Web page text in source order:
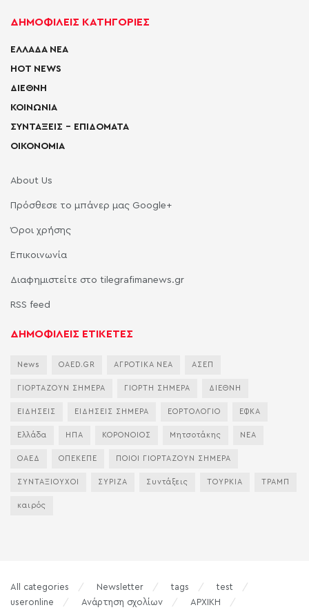
ΔΗΜΟΦΙΛΕΙΣ ΚΑΤΗΓΟΡΙΕΣ
ΕΛΛΑΔΑ ΝΕΑ
HOT NEWS
ΔΙΕΘΝΗ
ΚΟΙΝΩΝΙΑ
ΣΥΝΤΑΞΕΙΣ – ΕΠΙΔΟΜΑΤΑ
ΟΙΚΟΝΟΜΙΑ
About Us
Πρόσθεσε το μπάνερ μας Google+
Όροι χρήσης
Επικοινωνία
Διαφημιστείτε στο tilegrafimanews.gr
RSS feed
ΔΗΜΟΦΙΛΕΙΣ ΕΤΙΚΕΤΕΣ
News OAED.GR ΑΓΡΟΤΙΚΑ ΝΕΑ ΑΣΕΠ
ΓΙΟΡΤΑΖΟΥΝ ΣΗΜΕΡΑ ΓΙΟΡΤΗ ΣΗΜΕΡΑ ΔΙΕΘΝΗ
ΕΙΔΗΣΕΙΣ ΕΙΔΗΣΕΙΣ ΣΗΜΕΡΑ ΕΟΡΤΟΛΟΓΙΟ ΕΦΚΑ
Ελλάδα ΗΠΑ ΚΟΡΟΝΟΙΟΣ Μητσοτάκης ΝΕΑ
ΟΑΕΔ ΟΠΕΚΕΠΕ ΠΟΙΟΙ ΓΙΟΡΤΑΖΟΥΝ ΣΗΜΕΡΑ
ΣΥΝΤΑΞΙΟΥΧΟΙ ΣΥΡΙΖΑ Συντάξεις ΤΟΥΡΚΙΑ ΤΡΑΜΠ
καιρός
All categories Newsletter tags
test
useronline
Ανάρτηση σχολίων ΑΡΧΙΚΗ